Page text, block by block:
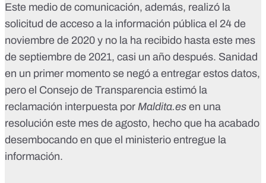
Este medio de comunicación, además, realizó la
solicitud de acceso a la información pública el 24 de
noviembre de 2020 y no la ha recibido hasta este mes
de septiembre de 2021, casi un año después. Sanidad
en un primer momento se negó a entregar estos datos,
pero el Consejo de Transparencia estimó la
reclamación interpuesta por Maldita.es en una
resolución este mes de agosto, hecho que ha acabado
desembocando en que el ministerio entregue la
información.